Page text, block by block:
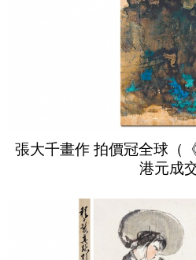
張大千畫作 拍價冠全球（
港元成交